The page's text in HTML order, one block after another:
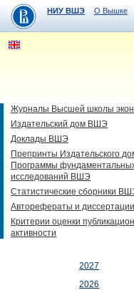
НИУ ВШЭ О Вышке
Журналы Высшей школы
Издательский дом ВШЭ
Доклады ВШЭ
Препринты Издательского
Программы
исследований ВШЭ
Статистические сборники
Авторефераты и диссертации
Критерии оценки
активности
2027
2026